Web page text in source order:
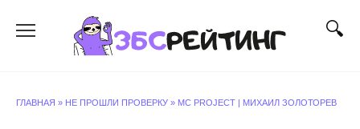
содержанию
ГЛАВНАЯ » НЕ ПРОШЛИ ПРОВЕРКУ » MC PROJECT | МИХАИЛ ЗОЛОТОРЕВ